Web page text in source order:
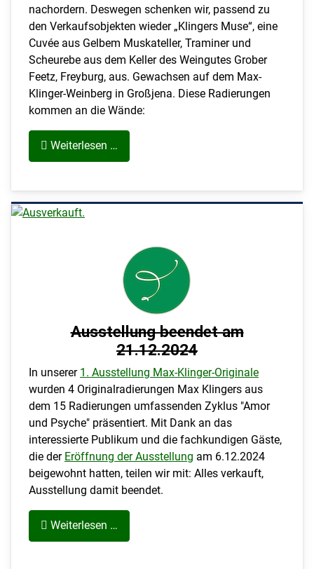
nachordern. Deswegen schenken wir, passend zu
den Verkaufsobjekten wieder „Klingers Muse“, eine
Cuvée aus Gelbem Muskateller, Traminer und
Scheurebe aus dem Keller des Weingutes Grober
Feetz, Freyburg, aus. Gewachsen auf dem Max-
Klinger-Weinberg in Großjena. Diese Radierungen
kommen an die Wände:
Weiterlesen …
Ausstellung beendet am
21.12.2024
In unserer 1. Ausstellung Max-Klinger-Originale
wurden 4 Originalradierungen Max Klingers aus
dem 15 Radierungen umfassenden Zyklus "Amor
und Psyche" präsentiert. Mit Dank an das
interessierte Publikum und die fachkundigen Gäste,
die der Eröffnung der Ausstellung am 6.12.2024
beigewohnt hatten, teilen wir mit: Alles verkauft,
Ausstellung damit beendet.
Weiterlesen …